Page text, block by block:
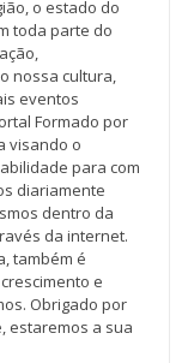
o estado do
toda parte do
nossa cultura,
eventos
Formado por
visando o
para com
diariamente
dentro da
da internet.
também é
e
Obrigado por
estaremos a sua